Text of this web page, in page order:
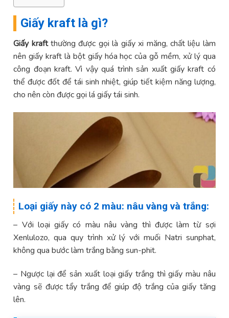
Giấy kraft là gì?
Giấy kraftthường được gọi là giấy xi măng, chất liệu làm
nên giấy kraft là bột giấy hóa học của gỗ mềm, xử lý qua
công đoạn kraft. Vì vậy quá trình sản xuất giấy kraft có
thể được đốt để tái sinh nhiệt, giúp tiết kiệm năng lượng,
cho nên còn được gọi lá giấy tái sinh.
Loại giấy này có 2 màu: nâu vàng và trắng:
– Với loại giấy có màu nâu vàng thì được làm từ sợi
Xenlulozo, qua quy trình xử lý với muối Natri sunphat,
không qua bước làm trắng bằng sun-phit.
– Ngược lại để sản xuất loại giấy trắng thì giấy màu nâu
vàng sẽ được tẩy trắng để giúp độ trắng của giấy tăng
lên.